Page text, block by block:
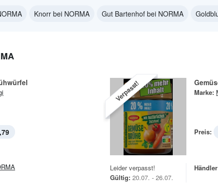
Knorr bei NORMA Gut Bartenhof bei NORMA
Verpasst! Marke:
Preis:
Leider verpasst!
Gültig: 20.07. - 26.07.